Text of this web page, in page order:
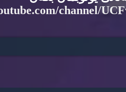
channel/